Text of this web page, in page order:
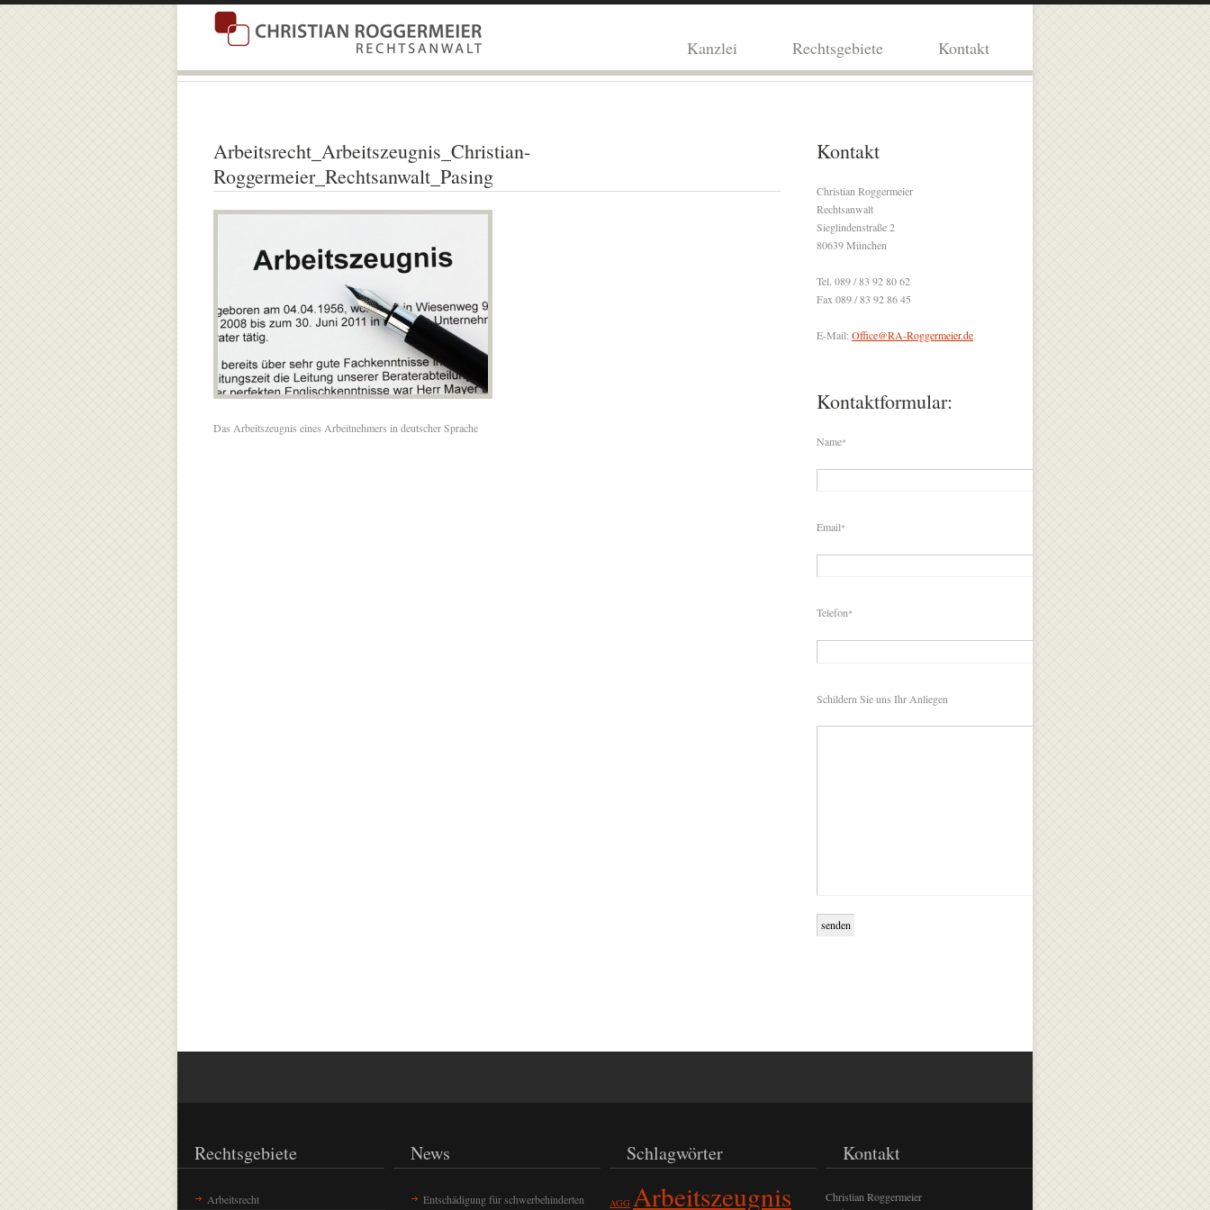
Kanzlei Rechtsgebiete Kontakt
Arbeitsrecht_Arbeitszeugnis_Christian-
Roggermeier_Rechtsanwalt_Pasing
Das Arbeitszeugnis eines Arbeitnehmers in deutscher Sprache
Kontakt
Christian Roggermeier
Rechtsanwalt
Sieglindenstraße 2
80639 München
Tel. 089 / 83 92 80 62
Fax 089 / 83 92 86 45
E-Mail: Office@RA-Roggermeier.de
Kontaktformular:
Name*
Email*
Telefon*
Schildern Sie uns Ihr Anliegen
Rechtsgebiete
Arbeitsrecht
News
Entschädigung für schwerbehinderten
Schlagwörter
AGG Arbeitszeugnis
Kontakt
Christian Roggermeier